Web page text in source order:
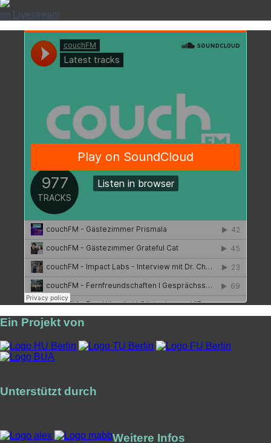
im Livestream
Ein Projekt von
Unterstützt durch
Weitere Infos